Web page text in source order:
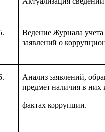
Ведение Журнала учета
заявлений о
Анализ заявлений,
предмет наличия в
фактах коррупции.